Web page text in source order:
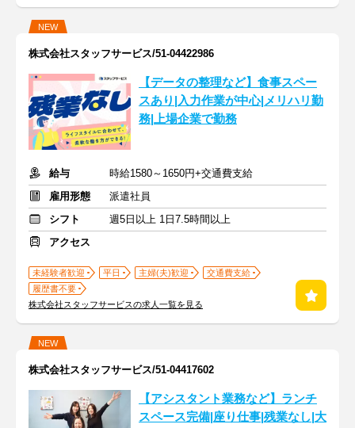
NEW
株式会社スタッフサービス/51-04422986
【データの整理など】食事スペー
スあり|入力作業が中心|メリハリ勤
務|上場企業で勤務
給与
時給1580～1650円+交通費支給
雇用形態
派遣社員
シフト
週5日以上 1日7.5時間以上
アクセス
未経験者歓迎 平日 主婦(夫)歓迎
交通費支給
履歴書不要
株式会社スタッフサービスの求人一覧を見る
NEW
株式会社スタッフサービス/51-04417602
【アシスタント業務など】ランチ
スペース完備|座り仕事|残業なし|大